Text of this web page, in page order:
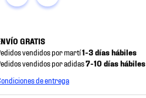
GRATIS
vendidos por martí1-3 días hábiles
vendidos por adidas7-10 días hábiles
de entrega